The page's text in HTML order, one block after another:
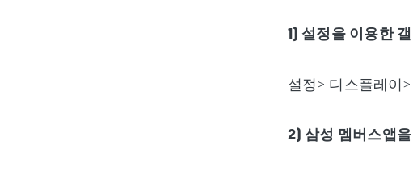
1) 설정을 이용한
설정> 디스플레이
2) 삼성 멤버스앱